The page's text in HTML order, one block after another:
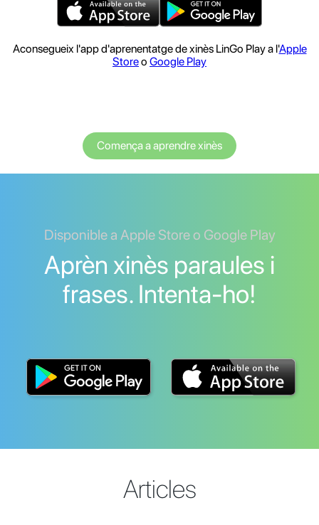
Aconsegueix l'app d'aprenentatge de xinès LinGo Play a l'Apple
Storeo Google Play
Comença a aprendre xinès
Disponible a Apple Store o Google Play
Aprèn xinès paraules i
frases. Intenta-ho!
Articles